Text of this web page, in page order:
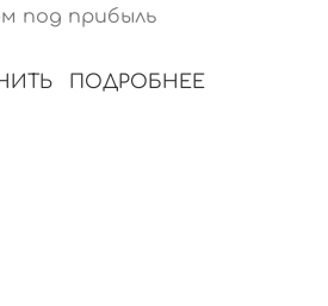
под прибыль
ПОДРОБНЕЕ